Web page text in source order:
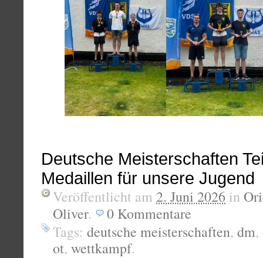
Deutsche Meisterschaften
Medaillen für unsere Jugend
Veröffentlicht am 2. Juni 2026 in
Oliver. 0 Kommentare
Tags: deutsche meisterschaften, dm,
ot, wettkampf.